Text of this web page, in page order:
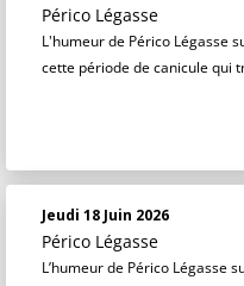
Périco Légasse
L'humeur de Périco Légasse
cette période de canicule qui
Jeudi 18 Juin 2026
Périco Légasse
L’humeur de Périco Légasse